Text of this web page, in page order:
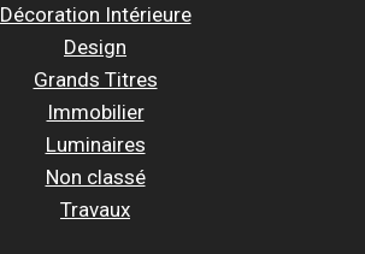
Décoration Intérieure
Design
Grands Titres
Immobilier
Luminaires
Non classé
Travaux